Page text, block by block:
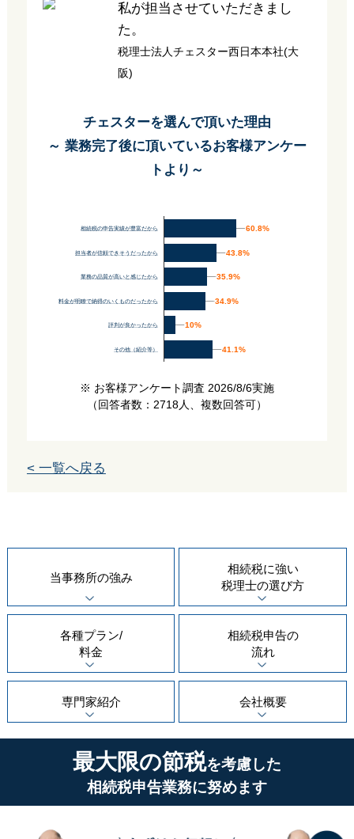
私が担当させていただきまし
た。
税理士法人チェスター西日本本社(大
阪)
チェスターを選んで頂いた理由
～ 業務完了後に頂いているお客様アンケー
トより～
相続税の申告実績が豊富だから
担当者が信頼できそうだったから
業務の品質が高いと感じたから
料金が明瞭で納得のいくものだったから
評判が良かったから
その他（紹介等）
60.8%
60.8%
43.8%
43.8%
35.9%
35.9%
34.9%
34.9%
10%
10%
41.1%
41.1%
※ お客様アンケート調査 2026/8/6実施
（回答者数：2718人、複数回答可）
< 一覧へ戻る
当事務所の強み
相続税に強い
税理士の選び方
各種プラン/
料金
相続税申告の
流れ
専門家紹介 会社概要
最大限の節税を考慮した
相続税申告業務に努めます